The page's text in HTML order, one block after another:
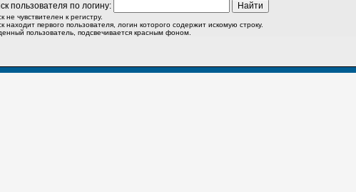
пользователя по логину:
не чувствителен к регистру.
находит первого пользователя, логин которого содержит искомую строку.
пользователь, подсвечивается красным фоном.